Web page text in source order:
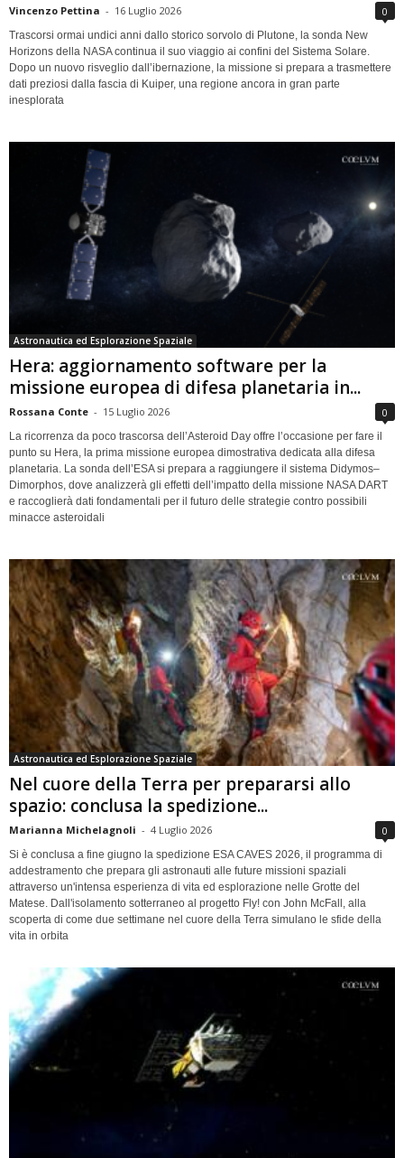
Vincenzo Pettina - 16 Luglio 2026 0
Trascorsi ormai undici anni dallo storico sorvolo di Plutone, la sonda New
Horizons della NASA continua il suo viaggio ai confini del Sistema Solare.
Dopo un nuovo risveglio dall’ibernazione, la missione si prepara a trasmettere
dati preziosi dalla fascia di Kuiper, una regione ancora in gran parte
inesplorata
Astronautica ed Esplorazione Spaziale
Hera: aggiornamento software per la
missione europea di difesa planetaria in...
Rossana Conte - 15 Luglio 2026 0
La ricorrenza da poco trascorsa dell’Asteroid Day offre l’occasione per fare il
punto su Hera, la prima missione europea dimostrativa dedicata alla difesa
planetaria. La sonda dell’ESA si prepara a raggiungere il sistema Didymos–
Dimorphos, dove analizzerà gli effetti dell’impatto della missione NASA DART
e raccoglierà dati fondamentali per il futuro delle strategie contro possibili
minacce asteroidali
Astronautica ed Esplorazione Spaziale
Nel cuore della Terra per prepararsi allo
spazio: conclusa la spedizione...
Marianna Michelagnoli - 4 Luglio 2026 0
Si è conclusa a fine giugno la spedizione ESA CAVES 2026, il programma di
addestramento che prepara gli astronauti alle future missioni spaziali
attraverso un'intensa esperienza di vita ed esplorazione nelle Grotte del
Matese. Dall'isolamento sotterraneo al progetto Fly! con John McFall, alla
scoperta di come due settimane nel cuore della Terra simulano le sfide della
vita in orbita